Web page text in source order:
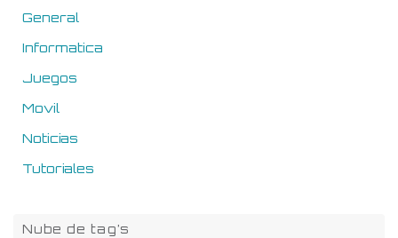
General
Informatica
Juegos
Movil
Noticias
Tutoriales
Nube de tag’s